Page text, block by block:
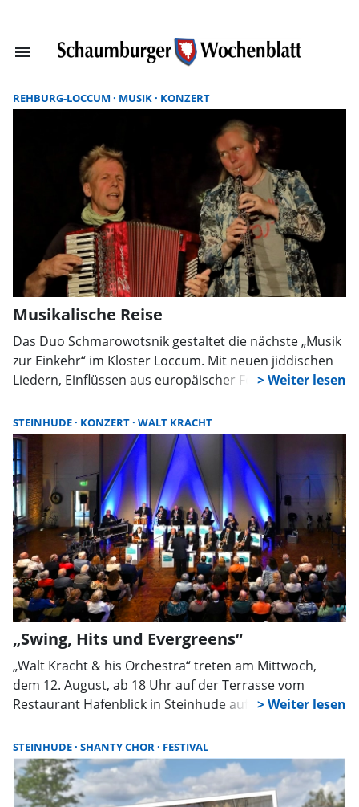
menu
REHBURG-LOCCUM MUSIK KONZERT
Musikalische Reise
Das Duo Schmarowotsnik gestaltet die nächste „Musik
zur Einkehr“ im Kloster Loccum. Mit neuen jiddischen
Liedern, Einflüssen aus europäischer Folklore und
Brücke zwischen Tradition, Gegenwart und Zukunft.
STEINHUDE KONZERT WALT KRACHT
„Swing, Hits und Evergreens“
„Walt Kracht & his Orchestra“ treten am Mittwoch,
dem 12. August, ab 18 Uhr auf der Terrasse vom
Restaurant Hafenblick in Steinhude auf. Unter dem
Formation ein vielseitiges Musikprogramm, welches
Generationen verbindet.
STEINHUDE SHANTY CHOR FESTIVAL